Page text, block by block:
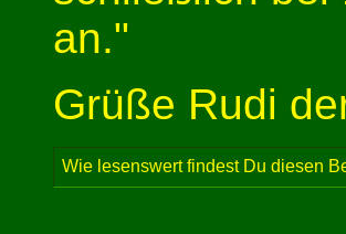
an."
Grüße Rudi
Wie lesenswert findest Du